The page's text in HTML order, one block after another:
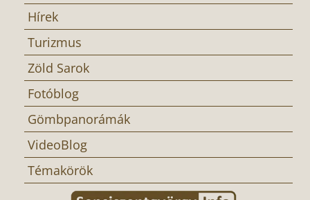
Hírek
Turizmus
Zöld Sarok
Fotóblog
Gömbpanorámák
VideoBlog
Témakörök